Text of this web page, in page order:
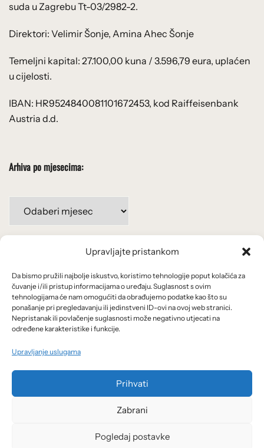
Upravljajte pristankom
Da bismo pružili najbolje iskustvo, koristimo tehnologije poput kolačića za
čuvanje i/ili pristup informacijama o uređaju. Suglasnost s ovim
tehnologijama će nam omogućiti da obrađujemo podatke kao što su
ponašanje pri pregledavanju ili jedinstveni ID-ovi na ovoj web stranici.
Nepristanak ili povlačenje suglasnosti može negativno utjecati na
određene karakteristike i funkcije.
Upravljanje uslugama
Prihvati
Zabrani
Pogledaj postavke
suda u Zagrebu Tt-03/2982-2.
Direktori: Velimir Šonje, Amina Ahec Šonje
Temeljni kapital: 27.100,00 kuna / 3.596,79 eura, uplaćen
u cijelosti.
IBAN: HR9524840081101672453, kod Raiffeisenbank
Austria d.d.
Arhiva po mjesecima:
mjesecima:
Uvjeti korištenja
Politika privatnosti
Kolačići